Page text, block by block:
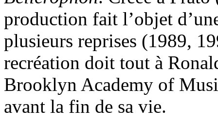
production fait l’objet
plusieurs reprises (1989,
recréation doit tout à
Brooklyn Academy of
avant la fin de sa vie.